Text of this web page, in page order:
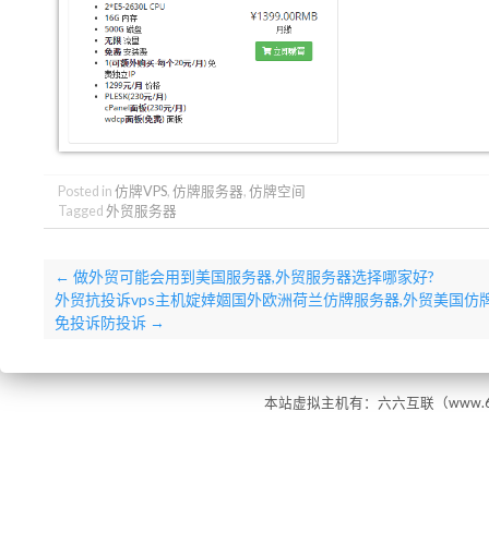
Posted in 仿牌VPS, 仿牌服务器, 仿牌空间
Tagged 外贸服务器
← 做外贸可能会用到美国服务器,外贸服务器选择哪家好?
外贸抗投诉vps主机婝婞婟国外欧洲荷兰仿牌服务器,外贸美国仿
免投诉防投诉 →
本站虚拟主机有：六六互联（